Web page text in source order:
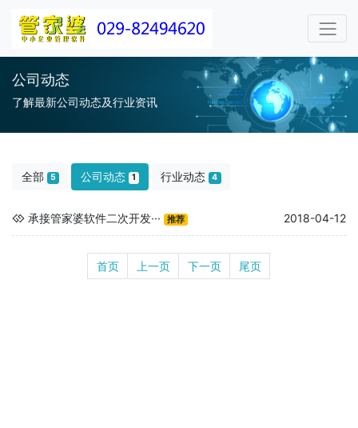
公司动态
了解最新公司动态及行业资讯
全部 5 公司动态 1 行业动态 4
承接管家婆软件二次开发··· 推荐 2018-04-12
首页 上一页 下一页 尾页